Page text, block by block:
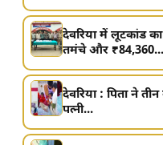
देवरिया में लूटकांड
तमंचे और ₹84,360...
देवरिया : पिता ने
पत्नी...